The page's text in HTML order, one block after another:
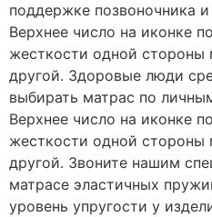
поддержке позвоночника
Верхнее число на иконке
жесткости одной
другой. Здоровые люди
выбирать матрас по
Верхнее число на иконке
жесткости одной
другой. Звоните нашим
матрасе эластичных
уровень упругости у